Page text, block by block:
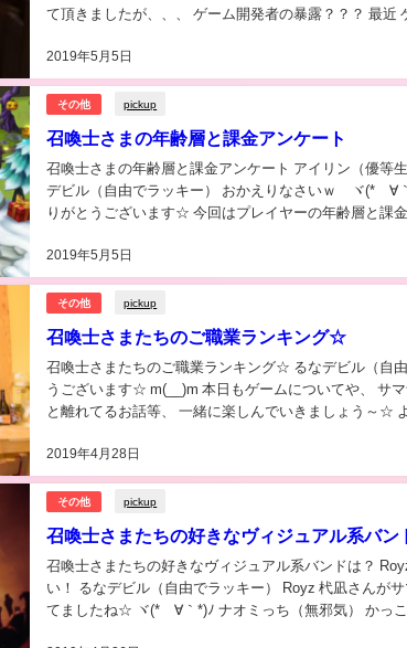
2019年5月5日
て頂きましたが、、、 ゲーム開発者の暴露？？？ 最近 ゲーム開発者が無課金キッズに暴露した
その他 pickup
召喚士さまの年齢層と課金アンケート
2019年5月5日
召喚士さまの年齢層と課金アンケート アイリン（優等生） おかえりなさい。 召喚士さま。 るな
デビル（自由でラッキー） おかえりなさいｗ ヾ(*´∀
りがとうございます☆ 今回はプレイヤーの年齢層と課金につ
その他 pickup
召喚士さまたちのご職業ランキング☆
2019年4月28日
召喚士さまたちのご職業ランキング☆ るなデビル（自由でラッキー） 今日もご訪問頂きありがと
うございます☆ m(__)m 本日もゲームについてや、 サ
と離れてるお話等、 一緒に楽しんでいきましょう～☆
その他 pickup
召喚士さまたちの好きなヴィジュアル系バン
召喚士さまたちの好きなヴィジュアル系バンドは？ Royz 杙凪さん かっこよくてサマナーも強
い！ るなデビル（自由でラッキー） Royz 杙凪さんがサマナーズウォーの公式生放送に出演され